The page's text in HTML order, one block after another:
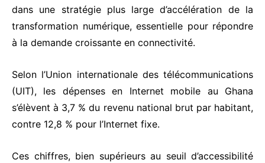
dans une stratégie plus large d’accélération de la
transformation numérique, essentielle pour répondre
à la demande croissante en connectivité.
Selon l’Union internationale des télécommunications
(UIT), les dépenses en Internet mobile au Ghana
s’élèvent à 3,7 % du revenu national brut par habitant,
contre 12,8 % pour l’Internet fixe.
Ces chiffres, bien supérieurs au seuil d’accessibilité